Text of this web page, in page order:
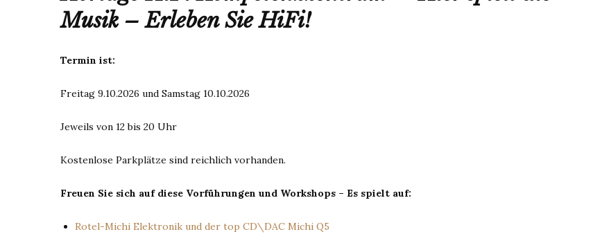
Musik – Erleben Sie HiFi!
Termin ist:
Freitag 9.10.2026 und Samstag 10.10.2026
Jeweils von 12 bis 20 Uhr
Kostenlose Parkplätze sind reichlich vorhanden.
Freuen Sie sich auf diese Vorführungen und Workshops – Es spielt auf:
Rotel-Michi Elektronik und der top CD\DAC Michi Q5